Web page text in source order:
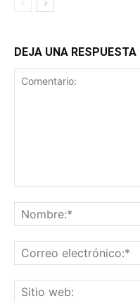
DEJA UNA RESPUESTA